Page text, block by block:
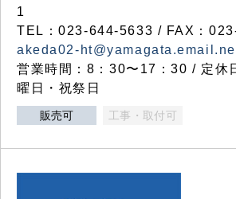
1
TEL：023-644-5633 / FAX：
akeda02-
営業時間：8：30〜17：30 / 定休
曜日・祝祭日
販売可 工事・取付可